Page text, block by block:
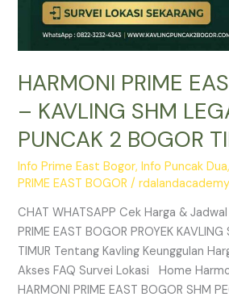
HARMONI PRIME
– KAVLING SHM
PUNCAK 2 BOGOR
Info Prime East Bogor,Info Puncak Dua
PRIME EAST BOGOR /
CHAT WHATSAPP Cek Harga &
PRIME EAST BOGOR PROYEK
TIMUR Tentang Kavling Keunggulan
Akses FAQ Survei Lokasi Home
HARMONI PRIME EAST BOGOR SHM